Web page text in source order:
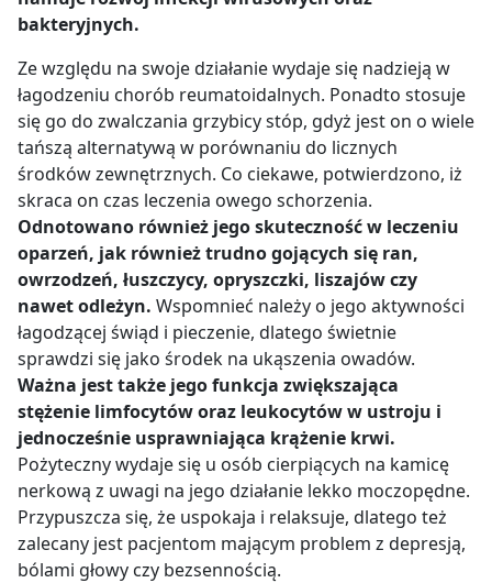
bakteryjnych.
Ze względu na swoje działanie wydaje się nadzieją w
łagodzeniu chorób reumatoidalnych. Ponadto stosuje
się go do zwalczania grzybicy stóp, gdyż jest on o wiele
tańszą alternatywą w porównaniu do licznych
środków zewnętrznych. Co ciekawe, potwierdzono, iż
skraca on czas leczenia owego schorzenia.
Odnotowano również jego skuteczność w leczeniu
oparzeń, jak również trudno gojących się ran,
owrzodzeń, łuszczycy, opryszczki, liszajów czy
nawet odleżyn. Wspomnieć należy o jego aktywności
łagodzącej świąd i pieczenie, dlatego świetnie
sprawdzi się jako środek na ukąszenia owadów.
Ważna jest także jego funkcja zwiększająca
stężenie limfocytów oraz leukocytów w ustroju i
jednocześnie usprawniająca krążenie krwi.
Pożyteczny wydaje się u osób cierpiących na kamicę
nerkową z uwagi na jego działanie lekko moczopędne.
Przypuszcza się, że uspokaja i relaksuje, dlatego też
zalecany jest pacjentom mającym problem z depresją,
bólami głowy czy bezsennością.